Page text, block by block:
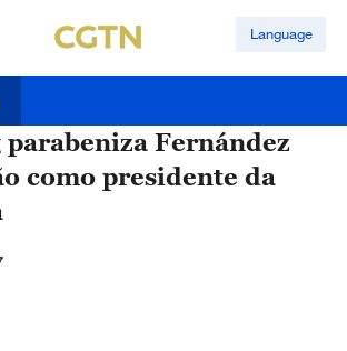
Language
Fernández
como presidente da